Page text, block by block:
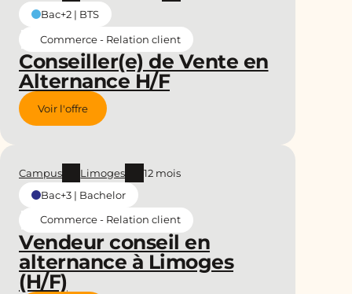
Conseiller(e) de Vente en
Alternance H/F
Bac+2 | BTS
Commerce - Relation client
Voir l'offre
Vendeur conseil en
alternance à Limoges
(H/F)
Campus Limoges
12 mois
Bac+3 | Bachelor
Commerce - Relation client